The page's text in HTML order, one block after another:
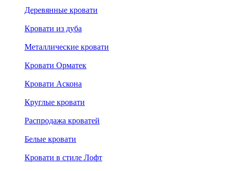
Деревянные кровати
Кровати из дуба
Металлические кровати
Кровати Орматек
Кровати Аскона
Круглые кровати
Распродажа кроватей
Белые кровати
Кровати в стиле Лофт